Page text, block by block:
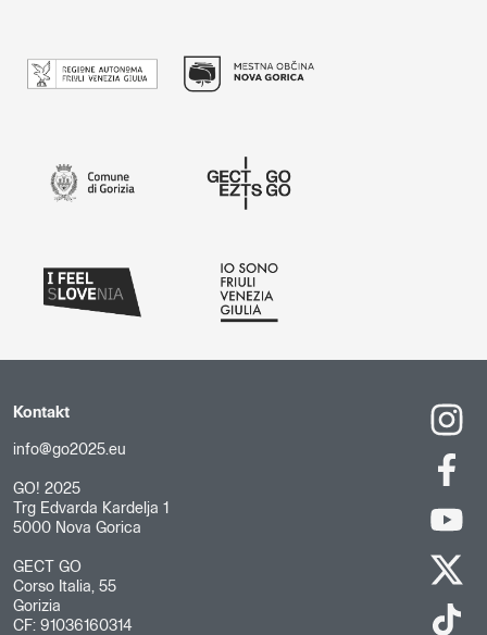
Kontakt
info@go2025.eu
GO! 2025
Trg Edvarda Kardelja 1
5000 Nova Gorica
GECT GO
Corso Italia, 55
Gorizia
CF: 91036160314